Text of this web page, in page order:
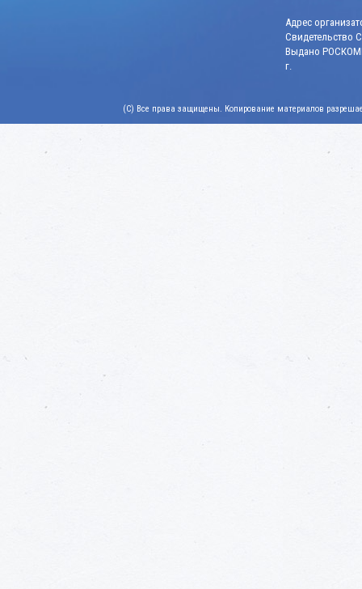
Адрес
Свидетельство
Выдано
г.
(C) Все права защищены. Копирование материалов